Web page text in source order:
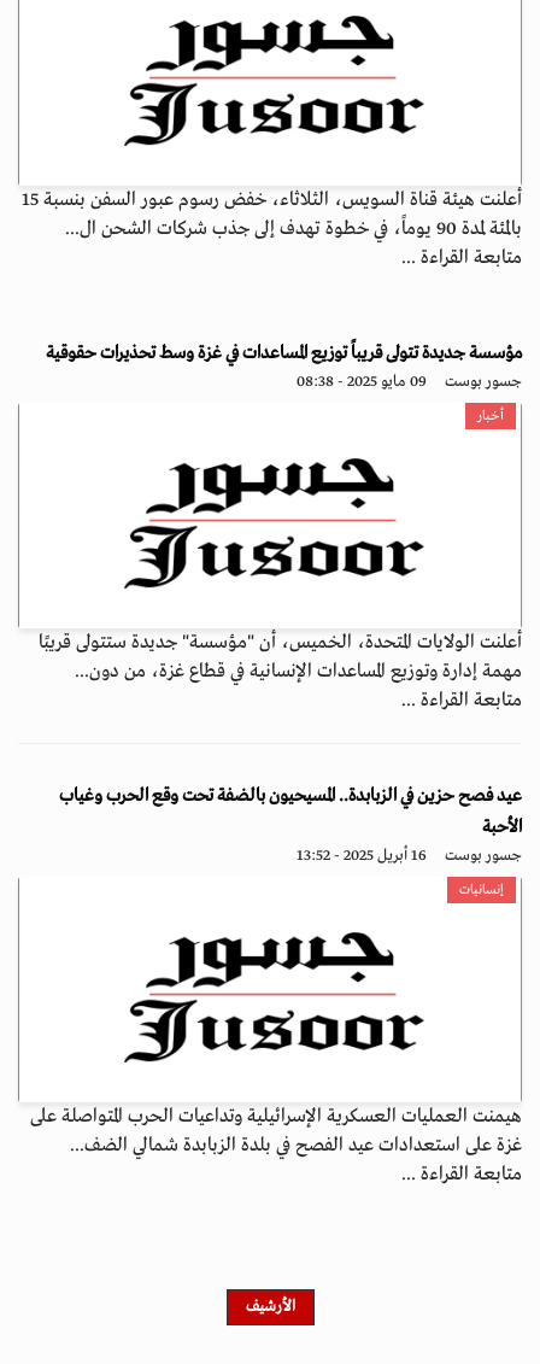
أعلنت هيئة قناة السويس، الثلاثاء، خفض رسوم عبور السفن بنسبة 15
بالمئة لمدة 90 يوماً، في خطوة تهدف إلى جذب شركات الشحن ال...
متابعة القراءة ...
مؤسسة جديدة تتولى قريباً توزيع المساعدات في غزة وسط تحذيرات حقوقية
جسور بوست 09 مايو 2025 - 08:38
أخبار
أعلنت الولايات المتحدة، الخميس، أن "مؤسسة" جديدة ستتولى قريبًا
مهمة إدارة وتوزيع المساعدات الإنسانية في قطاع غزة، من دون...
متابعة القراءة ...
عيد فصح حزين في الزبابدة.. المسيحيون بالضفة تحت وقع الحرب وغياب
الأحبة
جسور بوست 16 أبريل 2025 - 13:52
إنسانيات
هيمنت العمليات العسكرية الإسرائيلية وتداعيات الحرب المتواصلة على
غزة على استعدادات عيد الفصح في بلدة الزبابدة شمالي الضف...
متابعة القراءة ...
الأرشيف